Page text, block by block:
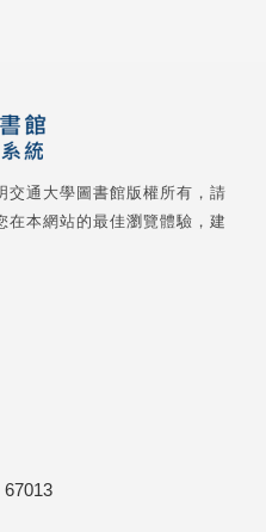
交通大學圖書館版權所有，請
在本網站的最佳瀏覽體驗，建
67013